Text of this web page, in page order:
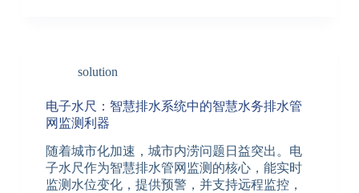
solution
电子水尺：智慧排水系统中的智慧水务排水管
网监测利器
随着城市化加速，城市内涝问题日益突出。电
子水尺作为智慧排水管网监测的核心，能实时
监测水位变化，提供预警，并支持远程监控，